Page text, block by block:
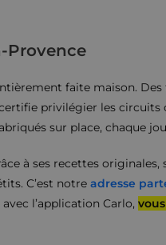
Provence
faite maison.
privilégier les
sur place, chaque
à ses recettes originales,
C’est notre adresse
l’application Carlo,